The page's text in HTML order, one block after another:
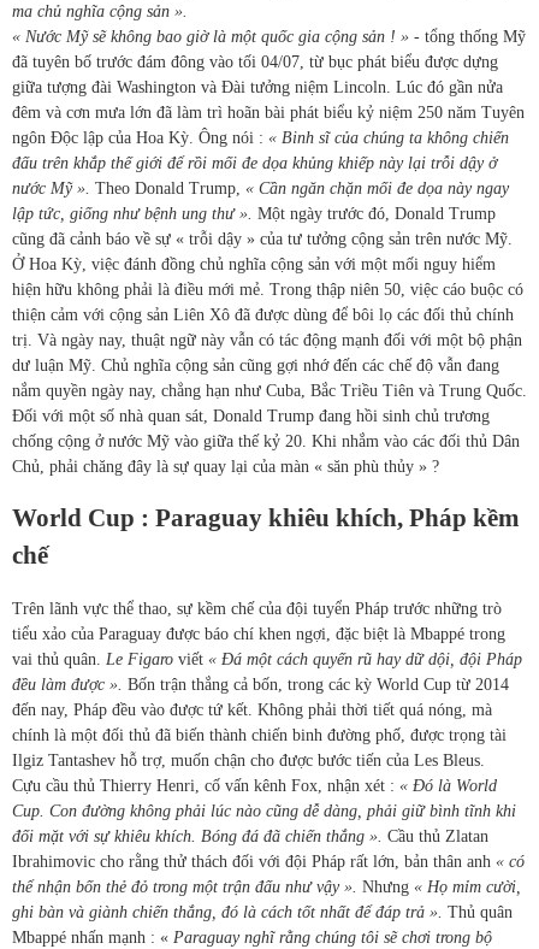
ma chủ nghĩa cộng sản ».
« Nước Mỹ sẽ không bao giờ là một quốc gia cộng sản ! » - tổng thống Mỹ
đã tuyên bố trước đám đông vào tối 04/07, từ bục phát biểu được dựng
giữa tượng đài Washington và Đài tưởng niệm Lincoln. Lúc đó gần nửa
đêm và cơn mưa lớn đã làm trì hoãn bài phát biểu kỷ niệm 250 năm Tuyên
ngôn Độc lập của Hoa Kỳ. Ông nói : « Binh sĩ của chúng ta không chiến
đấu trên khắp thế giới để rồi mối đe dọa khủng khiếp này lại trỗi dậy ở
nước Mỹ ». Theo Donald Trump, « Cần ngăn chặn mối đe dọa này ngay
lập tức, giống như bệnh ung thư ». Một ngày trước đó, Donald Trump
cũng đã cảnh báo về sự « trỗi dậy » của tư tưởng cộng sản trên nước Mỹ.
Ở Hoa Kỳ, việc đánh đồng chủ nghĩa cộng sản với một mối nguy hiểm
hiện hữu không phải là điều mới mẻ. Trong thập niên 50, việc cáo buộc có
thiện cảm với cộng sản Liên Xô đã được dùng để bôi lọ các đối thủ chính
trị. Và ngày nay, thuật ngữ này vẫn có tác động mạnh đối với một bộ phận
dư luận Mỹ. Chủ nghĩa cộng sản cũng gợi nhớ đến các chế độ vẫn đang
nắm quyền ngày nay, chẳng hạn như Cuba, Bắc Triều Tiên và Trung Quốc.
Đối với một số nhà quan sát, Donald Trump đang hồi sinh chủ trương
chống cộng ở nước Mỹ vào giữa thế kỷ 20. Khi nhắm vào các đối thủ Dân
Chủ, phải chăng đây là sự quay lại của màn « săn phù thủy » ?
World Cup : Paraguay khiêu khích, Pháp kềm
chế
Trên lãnh vực thể thao, sự kềm chế của đội tuyển Pháp trước những trò
tiểu xảo của Paraguay được báo chí khen ngợi, đặc biệt là Mbappé trong
vai thủ quân. Le Figaro viết « Đá một cách quyến rũ hay dữ dội, đội Pháp
đều làm được ». Bốn trận thắng cả bốn, trong các kỳ World Cup từ 2014
đến nay, Pháp đều vào được tứ kết. Không phải thời tiết quá nóng, mà
chính là một đối thủ đã biến thành chiến binh đường phố, được trọng tài
Ilgiz Tantashev hỗ trợ, muốn chận cho được bước tiến của Les Bleus.
Cựu cầu thủ Thierry Henri, cố vấn kênh Fox, nhận xét : « Đó là World
Cup. Con đường không phải lúc nào cũng dễ dàng, phải giữ bình tĩnh khi
đối mặt với sự khiêu khích. Bóng đá đã chiến thắng ». Cầu thủ Zlatan
Ibrahimovic cho rằng thử thách đối với đội Pháp rất lớn, bản thân anh « có
thể nhận bốn thẻ đỏ trong một trận đấu như vậy ». Nhưng « Họ mỉm cười,
ghi bàn và giành chiến thắng, đó là cách tốt nhất để đáp trả ». Thủ quân
Mbappé nhấn mạnh : « Paraguay nghĩ rằng chúng tôi sẽ chơi trong bộ